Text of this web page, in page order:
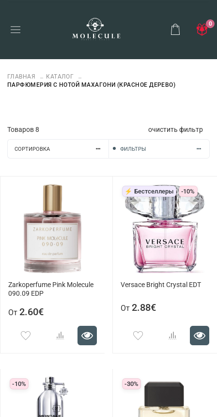
0
ГЛАВНАЯ
КАТАЛОГ
ПАРФЮМЕРИЯ С НОТОЙ МАХАГОНИ (КРАСНОЕ ДЕРЕВО)
Товаров8 очистить фильтр
СОРТИРОВКА ФИЛЬТРЫ
Zarkoperfume Pink Molecule
090.09 EDP
От 2.60€
⚡ Бестселлеры -10%
Versace Bright Crystal EDT
От 2.88€
-10% -30%